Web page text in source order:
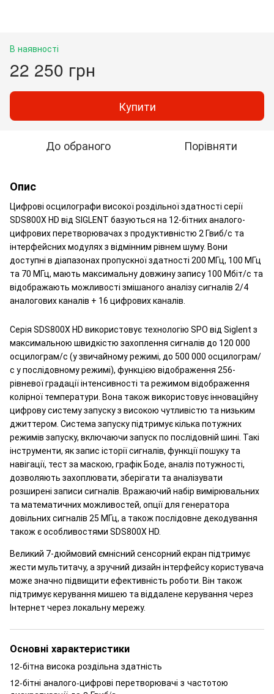
В наявності
22 250 грн
Купити
До обраного Порівняти
Опис
Цифрові осцилографи високої роздільної здатності серії
SDS800X HD від SIGLENT базуються на 12-бітних аналого-
цифрових перетворювачах з продуктивністю 2 Гвиб/с та
інтерфейсних модулях з відмінним рівнем шуму. Вони
доступні в діапазонах пропускної здатності 200 МГц, 100 МГц
та 70 МГц, мають максимальну довжину запису 100 Мбіт/с та
відображають можливості змішаного аналізу сигналів 2/4
аналогових каналів + 16 цифрових каналів.
Серія SDS800X HD використовує технологію SPO від Siglent з
максимальною швидкістю захоплення сигналів до 120 000
осцилограм/с (у звичайному режимі, до 500 000 осцилограм/
с у послідовному режимі), функцією відображення 256-
рівневої градації інтенсивності та режимом відображення
колірної температури. Вона також використовує інноваційну
цифрову систему запуску з високою чутливістю та низьким
джиттером. Система запуску підтримує кілька потужних
режимів запуску, включаючи запуск по послідовній шині. Такі
інструменти, як запис історії сигналів, функції пошуку та
навігації, тест за маскою, графік Боде, аналіз потужності,
дозволяють захоплювати, зберігати та аналізувати
розширені записи сигналів. Вражаючий набір вимірювальних
та математичних можливостей, опції для генератора
довільних сигналів 25 МГц, а також послідовне декодування
також є особливостями SDS800X HD.
Великий 7-дюймовий ємнісний сенсорний екран підтримує
жести мультитачу, а зручний дизайн інтерфейсу користувача
може значно підвищити ефективність роботи. Він також
підтримує керування мишею та віддалене керування через
Інтернет через локальну мережу.
Основні характеристики
12-бітна висока роздільна здатність
12-бітні аналого-цифрові перетворювачі з частотою